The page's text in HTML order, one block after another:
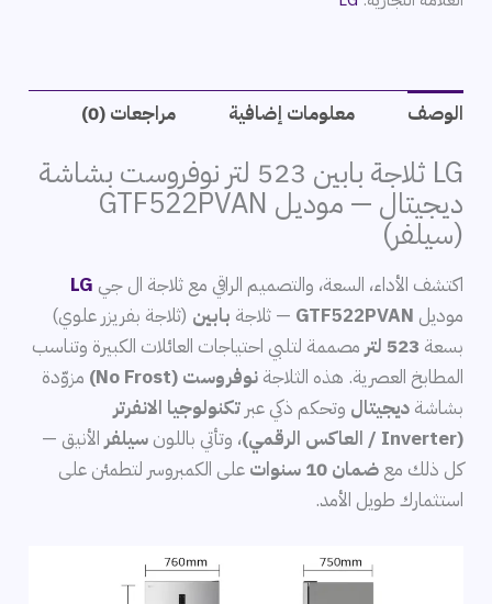
الوصف معلومات إضافية مراجعات (0)
LG ثلاجة بابين 523 لتر نوفروست بشاشة
ديجيتال — موديل GTF522PVAN
(سيلفر)
اكتشف الأداء، السعة، والتصميم الراقي مع ثلاجة ال جي LG
موديل GTF522PVAN — ثلاجة بابين (ثلاجة بفريزر علوي)
بسعة 523 لتر
مصممة لتلبي احتياجات العائلات الكبيرة وتناسب
المطابخ العصرية. هذه الثلاجةنوفروست (No Frost)
مزوّدة
بشاشةديجيتال وتحكم ذكي عبرتكنولوجيا الانفرتر
(Inverter / العاكس الرقمي)
، وتأتي باللونسيلفر الأنيق —
كل ذلك معضمان 10 سنوات
على الكمبروسر لتطمئن على
استثمارك طويل الأمد.